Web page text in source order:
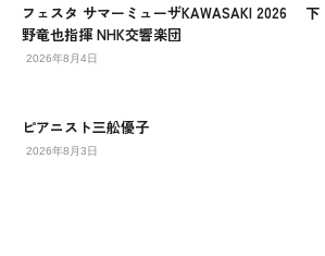
フェスタ サマーミューザKAWASAKI 2026 下
野竜也指揮 NHK交響楽団
2026年8月4日
ピアニスト三舩優子
2026年8月3日